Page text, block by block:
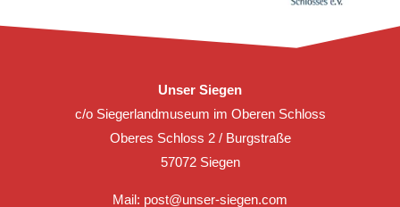
Unser Siegen
c/o Siegerlandmuseum im Oberen Schloss
Oberes Schloss 2 / Burgstraße
57072 Siegen
Mail: post@unser-siegen.com